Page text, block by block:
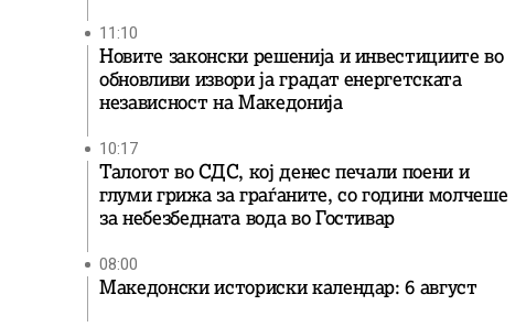
11:10
Новите законски решенија и инвестициите во
обновливи извори ја градат енергетската
независност на Македонија
10:17
Талогот во СДС, кој денес печали поени и
глуми грижа за граѓаните, со години молчеше
за небезбедната вода во Гостивар
08:00
Македонски историски календар: 6 август